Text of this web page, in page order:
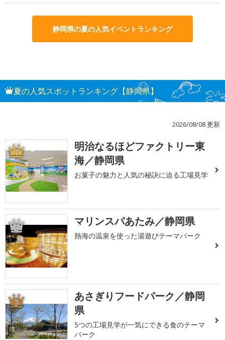
静岡県の夏の人気イベントランキング
夏の人気スポットランキング【静岡県】
2026/08/08 更新
1
明治なるほどファクトリー東
海／静岡県
お菓子の魅力と人気の秘訣に迫る工場見学
2 マリンスパあたみ／静岡県
熱海の温泉を使った湯遊びテーマパーク
3
あさぎりフードパーク／静岡
県
5つの工場見学が一気にできる食のテーマ
パーク